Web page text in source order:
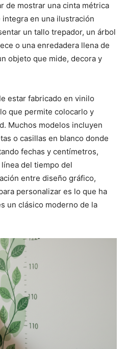
de mostrar una cinta métrica
en una ilustración
un tallo trepador, un árbol
o una enredadera llena de
objeto que mide, decora y
estar fabricado en vinilo
que permite colocarlo y
Muchos modelos incluyen
o casillas en blanco donde
fechas y centímetros,
del tiempo del
entre diseño gráfico,
personalizar es lo que ha
un clásico moderno de la